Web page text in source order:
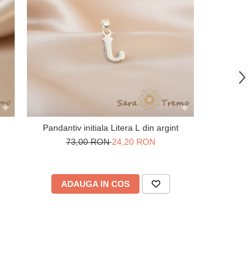
Pandantiv initiala Litera L din argint
73,00 RON24,20 RON
ADAUGA IN COS